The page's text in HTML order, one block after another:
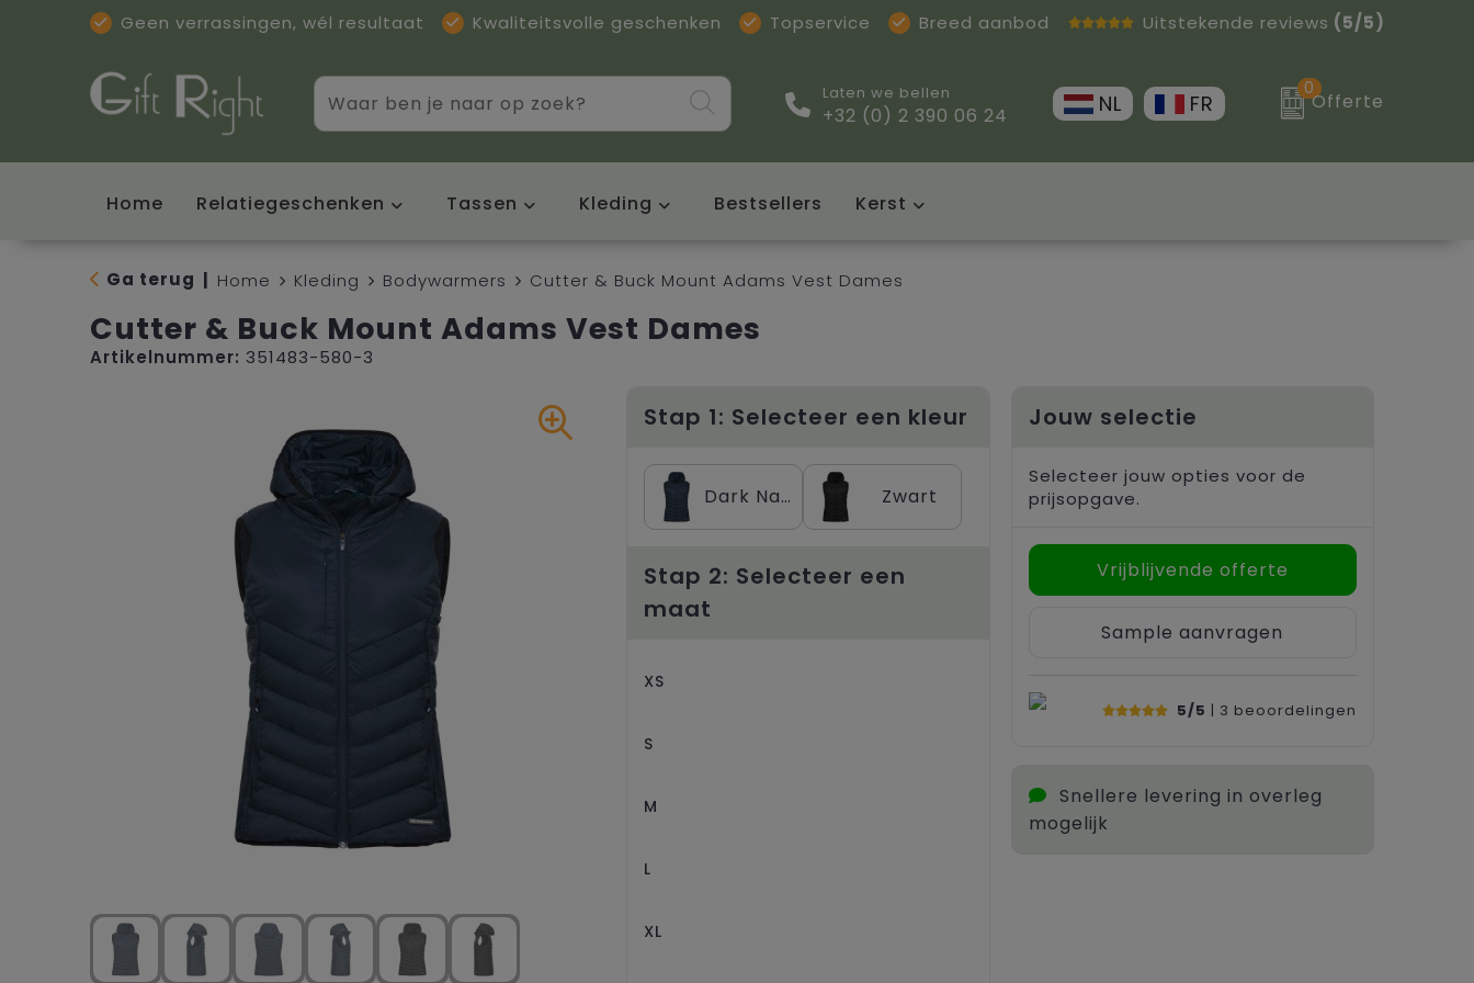
Geen verrassingen, wél resultaat Kwaliteitsvolle geschenken Topservice Breed aanbod Uitstekende reviews (5/5)
Laten we bellen
+32 (0) 2 390 06 24 NL FR
0
Offerte
Home Relatiegeschenken Tassen Kleding Bestsellers Kerst
Ga terug Home Kleding Bodywarmers Cutter & Buck Mount Adams Vest Dames
Cutter & Buck Mount Adams Vest Dames
Artikelnummer: 351483-580-3
Stap 1: Selecteer een kleur
Dark Navy Zwart
Stap 2: Selecteer een
maat
XS
S
M
L
XL
Jouw selectie
Selecteer jouw opties voor de
prijsopgave.
Vrijblijvende offerte
Sample aanvragen
5/5 | 3 beoordelingen
Snellere levering in overleg
mogelijk